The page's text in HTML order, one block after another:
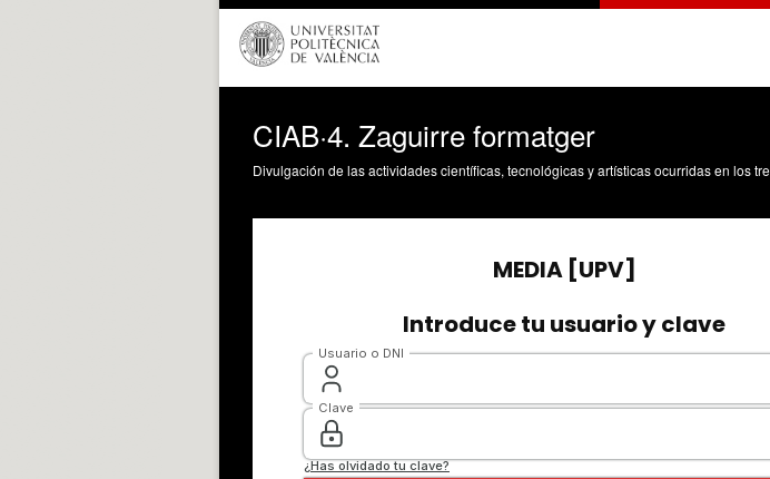
CIAB·4. Zaguirre formatger
Divulgación de las actividades científicas, tecnológicas y artísticas ocurridas en los